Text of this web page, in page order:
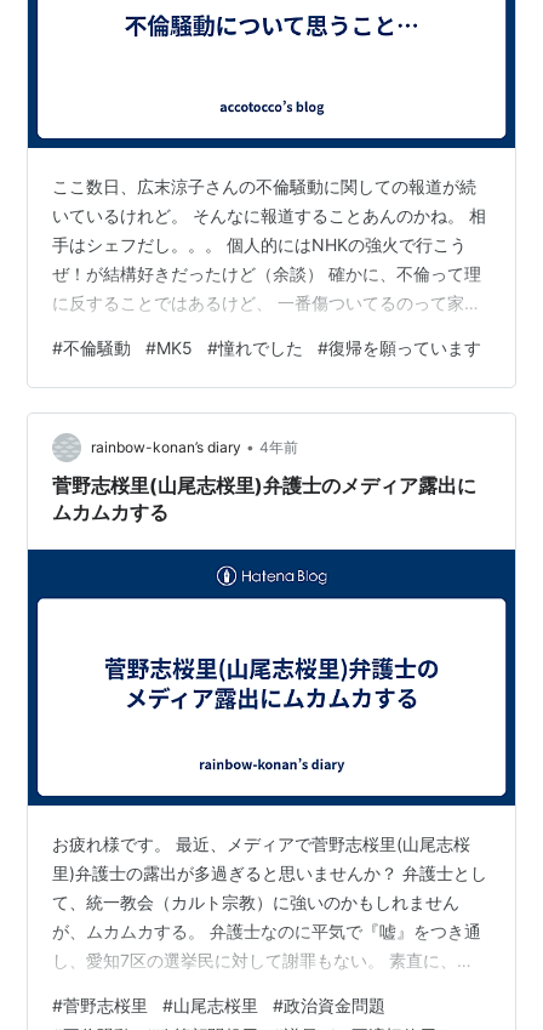
ここ数日、広末涼子さんの不倫騒動に関しての報道が続
いているけれど。 そんなに報道することあんのかね。 相
手はシェフだし。。。 個人的にはNHKの強火で行こう
ぜ！が結構好きだったけど（余談） 確かに、不倫って理
に反することではあるけど、 一番傷ついてるのって家族
決してないのに、キャンドルさん会見！？ 内容も記事で
見たけど、こんな家庭内の話を外にする夫って、、、 ま
してや、夫婦で話し合えていない状況で… いや、話し合
えない状況だからこの手段を取ったのかな… いや、もう
憶測で人の家庭の話をするのってよくないよね。 下世
話。なんだかもう全部下世話。 …
#不倫騒動 #MK5 #憧れでした #復帰を願っています
rainbow-konan’s diary • 4年前
菅野志桜里(山尾志桜里)弁護士のメディア露出に
ムカムカする
お疲れ様です。 最近、メディアで菅野志桜里(山尾志桜
里)弁護士の露出が多過ぎると思いませんか？ 弁護士とし
て、統一教会（カルト宗教）に強いのかもしれません
が、ムカムカする。 弁護士なのに平気で『嘘』をつき通
し、愛知7区の選挙民に対して謝罪もない。 素直に、
る。 ＜問題点＞ ①政治資金問題 ②不倫騒動 ③政策顧
#菅野志桜里 #山尾志桜里 #政治資金問題